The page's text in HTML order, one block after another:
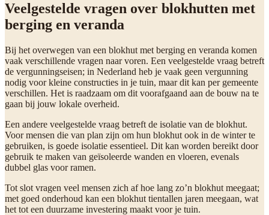
Veelgestelde vragen over blokhutten met
berging en veranda
Bij het overwegen van een blokhut met berging en veranda komen
vaak verschillende vragen naar voren. Een veelgestelde vraag betreft
de vergunningseisen; in Nederland heb je vaak geen vergunning
nodig voor kleine constructies in je tuin, maar dit kan per gemeente
verschillen. Het is raadzaam om dit voorafgaand aan de bouw na te
gaan bij jouw lokale overheid.
Een andere veelgestelde vraag betreft de isolatie van de blokhut.
Voor mensen die van plan zijn om hun blokhut ook in de winter te
gebruiken, is goede isolatie essentieel. Dit kan worden bereikt door
gebruik te maken van geïsoleerde wanden en vloeren, evenals
dubbel glas voor ramen.
Tot slot vragen veel mensen zich af hoe lang zo’n blokhut meegaat;
met goed onderhoud kan een blokhut tientallen jaren meegaan, wat
het tot een duurzame investering maakt voor je tuin.